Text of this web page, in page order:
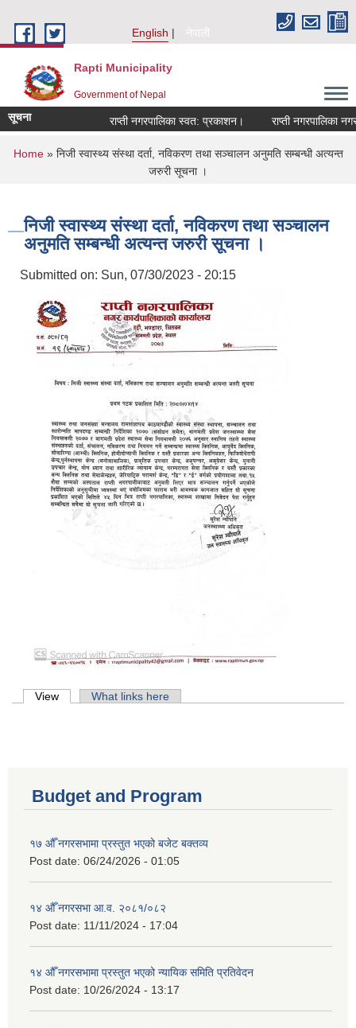
English
नेपाली
Rapti Municipality
Government of Nepal
सूचना राप्ती नगरपालिका स्वत: प्रकाशन। राप्ती नगरपालिका
You are here
Home» निजी स्वास्थ्य संस्था दर्ता, नविकरण तथा सञ्चालन अनुमति सम्बन्धी अत्यन्त
जरुरी सूचना ।
निजी स्वास्थ्य संस्था दर्ता, नविकरण तथा सञ्चालन
अनुमति सम्बन्धी अत्यन्त जरुरी सूचना ।
Submitted on: Sun, 07/30/2023 - 20:15
Primary tabs
View (active tab)What links here
Budget and Program
१७ औँ नगरसभामा प्रस्तुत भएको बजेट बक्तव्य
Post date: 06/24/2026 - 01:05
१४ औँ नगरसभा आ.व. २०८१/०८२
Post date: 11/11/2024 - 17:04
१४ औँ नगरसभामा प्रस्तुत भएको न्यायिक समिति प्रतिवेदन
Post date: 10/26/2024 - 13:17